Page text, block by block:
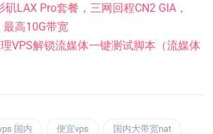
LAX Pro套餐，三网回程CN2 GIA，
高10G带宽
VPS解锁流媒体一键测试脚本（流媒体
国内 便宜vps 国内大带宽nat